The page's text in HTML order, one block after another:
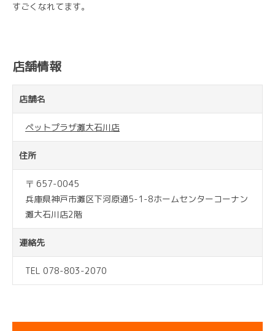
すごくなれてます。
店舗情報
店舗名
ペットプラザ灘大石川店
住所
〒 657-0045
兵庫県神戸市灘区下河原通5-1-8ホームセンターコーナン
灘大石川店2階
連絡先
TEL 078-803-2070